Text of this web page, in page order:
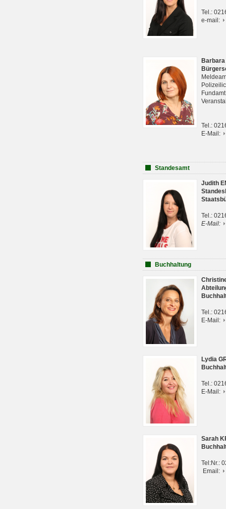
Tel.:
e-mail:
Tel.:
E-Mail:
Standesamt
Judith
Tel.:
E-Mail:
Buchhaltung
Tel.:
E-Mail:
Lydia
Tel.:
E-Mail:
Sarah
Tel:Nr.:
Email: